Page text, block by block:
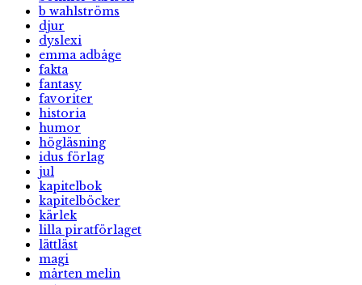
b wahlströms
djur
dyslexi
emma adbåge
fakta
fantasy
favoriter
historia
humor
högläsning
idus förlag
jul
kapitelbok
kapitelböcker
kärlek
lilla piratförlaget
lättläst
magi
mårten melin